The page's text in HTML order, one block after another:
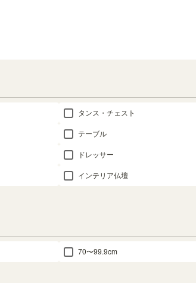
タンス・チェスト
テーブル
ドレッサー
インテリア仏壇
70〜99.9cm